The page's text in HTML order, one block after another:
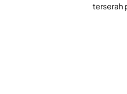
terserah